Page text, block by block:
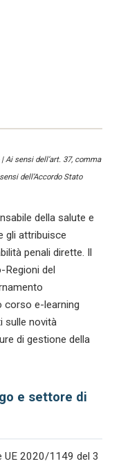
Ai sensi dell’art. 37, comma
dell’Accordo Stato
della salute e
gli attribuisce
penali dirette. Il
Regioni del
corso e-learning
sulle novità
di gestione della
e settore di
UE 2020/1149 del 3